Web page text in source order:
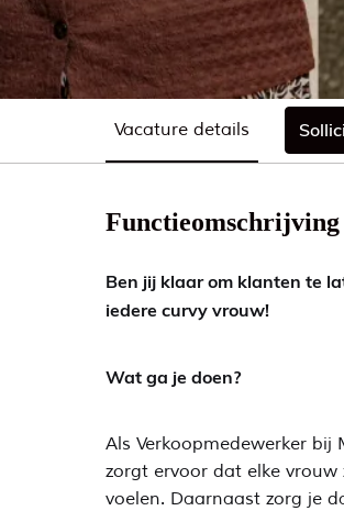
Vacature details
Functieomschrijving
Ben jij klaar om klanten te
iedere curvy vrouw!
Wat ga je doen?
Als Verkoopmedewerker
zorgt ervoor dat elke
voelen. Daarnaast zorg je